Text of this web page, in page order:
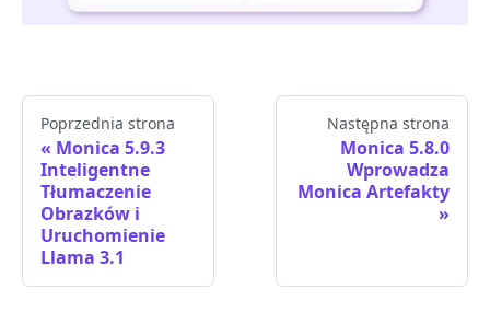
Poprzednia strona
Monica 5.9.3
Inteligentne
Tłumaczenie
Obrazków i
Uruchomienie
Llama 3.1
Następna strona
Monica 5.8.0
Wprowadza
Monica Artefakty